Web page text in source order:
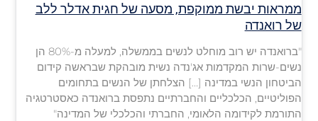
ממראות יבשת ממוקפת, מסעה של חגית אדלר ללב
של רואנדה
"ברואנדה יש רוב מוחלט לנשים בממשלה, למעלה מ-80% הן
נשים-שרות המקדמות אג'נדה נשית מובהקת שבראשה קידום
הביטחון הנשי במדינה […] הצלחתן של הנשים בתחומים
הפוליטיים, הכלכליים והחברתיים נתפסת ברואנדה כאסטרטגיה
התורמת לקידומה הלאומי, החברתי והכלכלי של המדינה"